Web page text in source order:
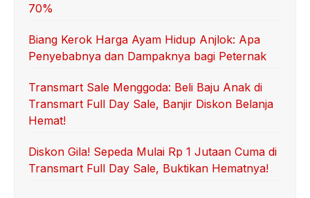
70%
Biang Kerok Harga Ayam Hidup Anjlok: Apa
Penyebabnya dan Dampaknya bagi Peternak
Transmart Sale Menggoda: Beli Baju Anak di
Transmart Full Day Sale, Banjir Diskon Belanja
Hemat!
Diskon Gila! Sepeda Mulai Rp 1 Jutaan Cuma di
Transmart Full Day Sale, Buktikan Hematnya!